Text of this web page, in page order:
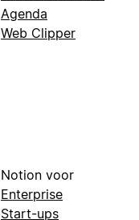
Agenda
Web Clipper
Notion voor
Enterprise
Start-ups